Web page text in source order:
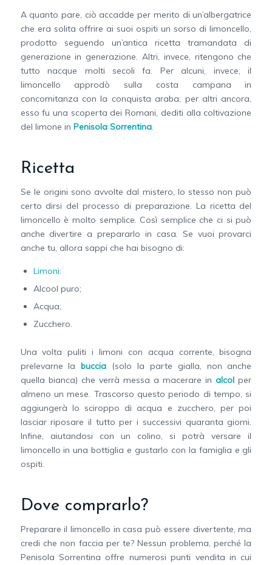
A quanto pare, ciò accadde per merito di un’albergatrice
che era solita offrire ai suoi ospiti un sorso di limoncello,
prodotto seguendo un’antica ricetta tramandata di
generazione in generazione. Altri, invece, ritengono che
tutto nacque molti secoli fa. Per alcuni, invece, il
limoncello approdò sulla costa campana in
concomitanza con la conquista araba; per altri ancora,
esso fu una scoperta dei Romani, dediti alla coltivazione
del limone in Penisola Sorrentina.
Ricetta
Se le origini sono avvolte dal mistero, lo stesso non può
certo dirsi del processo di preparazione. La ricetta del
limoncello è molto semplice. Così semplice che ci si può
anche divertire a prepararlo in casa. Se vuoi provarci
anche tu, allora sappi che hai bisogno di:
Limoni:
Alcool puro;
Acqua;
Zucchero.
Una volta puliti i limoni con acqua corrente, bisogna
prelevarne labuccia (solo la parte gialla, non anche
quella bianca) che verrà messa a macerare inalcol per
almeno un mese. Trascorso questo periodo di tempo, si
aggiungerà lo sciroppo di acqua e zucchero, per poi
lasciar riposare il tutto per i successivi quaranta giorni.
Infine, aiutandosi con un colino, si potrà versare il
limoncello in una bottiglia e gustarlo con la famiglia e gli
ospiti.
Dove comprarlo?
Preparare il limoncello in casa può essere divertente, ma
credi che non faccia per te? Nessun problema, perché la
Penisola Sorrentina offre numerosi punti vendita in cui